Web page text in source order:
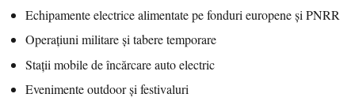
Echipamente electrice alimentate pe fonduri europene și PNRR
Operațiuni militare și tabere temporare
Stații mobile de încărcare auto electric
Evenimente outdoor și festivaluri